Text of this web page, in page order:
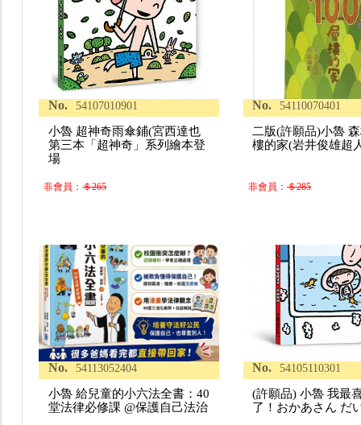
No. 54107010901
小魯 超神奇雨傘鋪(宮西達也
第三本「超神奇」系列繪本登
場
非會員：＄265
No. 54110070401
二版(許願品)小魯
樓的家(岩井俊雄超
非會員： ＄285
No. 54113052404
小魯 給兒童的小六法全書：40
堂法律必修課 @保護自己法治
No. 54105110301
(許願品) 小魯 我最
了！おかあさん だ